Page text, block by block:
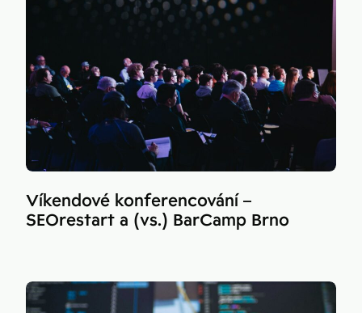
Víkendové konferencování –
SEOrestart a (vs.) BarCamp Brno